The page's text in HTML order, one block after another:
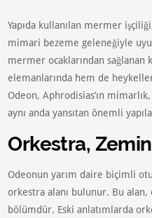
Yapıda kullanılan mermer
mimari bezeme geleneğiyle
mermer ocaklarından sağlanan
elemanlarında hem de
Odeon, Aphrodisias’ın
aynı anda yansıtan önemli
Orkestra,
Odeonun yarım daire biçimli
orkestra alanı bulunur. Bu
bölümdür. Eski anlatımlarda